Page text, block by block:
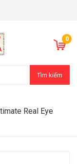
0
Tìm kiếm
Real Eye